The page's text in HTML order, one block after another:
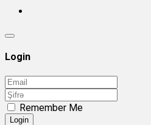
Login
Remember Me
Login